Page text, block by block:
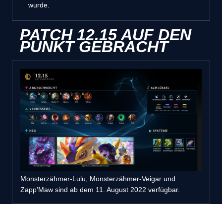
wurde.
PATCH 12.15 AUF DEN
PUNKT GEBRACHT
Monsterzähmer-Lulu, Monsterzähmer-Veigar und
Zapp’Maw sind ab dem 11. August 2022 verfügbar.